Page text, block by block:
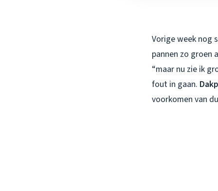
Vorige week nog
pannen zo groen
“maar nu zie ik
fout in gaan.
voorkomen van